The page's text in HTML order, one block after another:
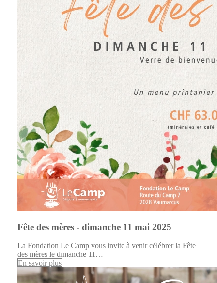
Fête des mères - dimanche 11 mai 2025
La Fondation Le Camp vous invite à venir célébrer la Fête
des mères le dimanche 11…
En savoir plus